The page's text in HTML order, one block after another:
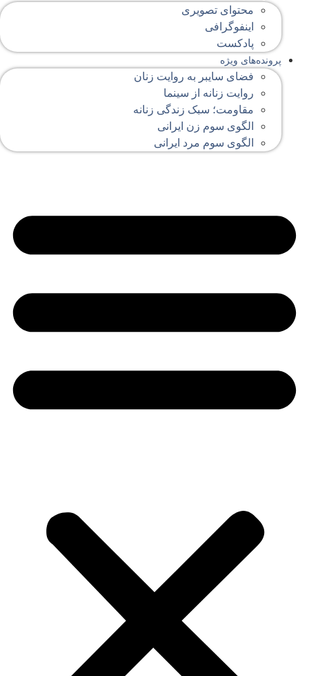
محتوای تصویری
اینفوگرافی
پادکست
پرونده‌های ویژه
فضای سایبر به روایت زنان
روایت زنانه از سینما
مقاومت؛ سبک زندگی زنانه
الگوی سوم زن ایرانی
الگوی سوم مرد ایرانی